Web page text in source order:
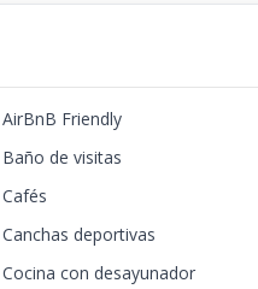
1
1
1 1
AirBnB Friendly
Baño de visitas
Cafés
Canchas deportivas
Cocina con desayunador